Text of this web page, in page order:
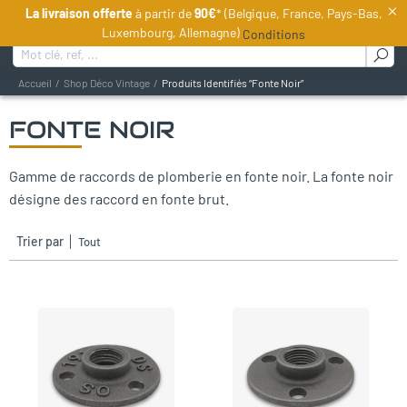
FR
Rechercher :
Accueil Shop Déco Vintage Produits Identifiés “Fonte Noir”
FONTE NOIR
Gamme de raccords de plomberie en fonte noir. La fonte noir
désigne des raccord en fonte brut.
Trier par
menu
menu
menu
menu
La livraison offerte à partir de90€* (Belgique, France, Pays-Bas,
Luxembourg, Allemagne) Conditions
×